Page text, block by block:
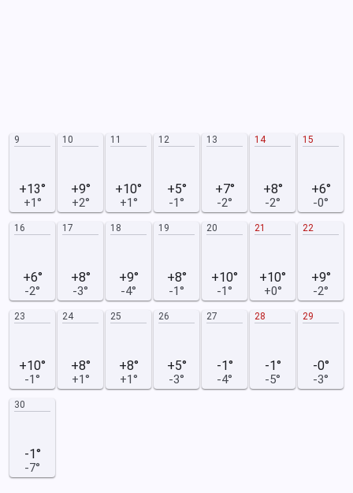
9
+13°
+1°
10
+9°
+2°
11
+10°
+1°
12
+5°
-1°
13
+7°
-2°
14
+8°
-2°
15
+6°
-0°
16
+6°
-2°
17
+8°
-3°
18
+9°
-4°
19
+8°
-1°
20
+10°
-1°
21
+10°
+0°
22
+9°
-2°
23
+10°
-1°
24
+8°
+1°
25
+8°
+1°
26
+5°
-3°
27
-1°
-4°
28
-1°
-5°
29
-0°
-3°
30
-1°
-7°